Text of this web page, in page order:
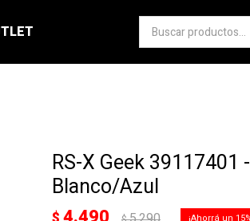
RS-X Geek 39117401 -
Blanco/Azul
15